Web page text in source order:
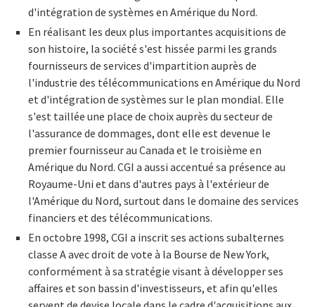
d'intégration de systèmes en Amérique du Nord.
En réalisant les deux plus importantes acquisitions de
son histoire, la société s'est hissée parmi les grands
fournisseurs de services d'impartition auprès de
l'industrie des télécommunications en Amérique du Nord
et d'intégration de systèmes sur le plan mondial. Elle
s'est taillée une place de choix auprès du secteur de
l'assurance de dommages, dont elle est devenue le
premier fournisseur au Canada et le troisième en
Amérique du Nord. CGI a aussi accentué sa présence au
Royaume-Uni et dans d'autres pays à l'extérieur de
l'Amérique du Nord, surtout dans le domaine des services
financiers et des télécommunications.
En octobre 1998, CGI a inscrit ses actions subalternes
classe A avec droit de vote à la Bourse de New York,
conformément à sa stratégie visant à développer ses
affaires et son bassin d'investisseurs, et afin qu'elles